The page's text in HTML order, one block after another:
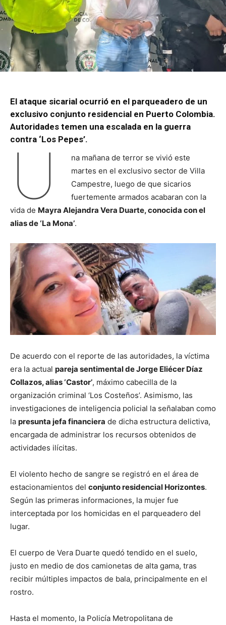
El ataque sicarial ocurrió en el parqueadero de un
exclusivo conjunto residencial en Puerto Colombia.
Autoridades temen una escalada en la guerra
contra ‘Los Pepes’.
U
na mañana de terror se vivió este
martes en el exclusivo sector de Villa
Campestre, luego de que sicarios
fuertemente armados acabaran con la
vida de Mayra Alejandra Vera Duarte, conocida con el
alias de ‘La Mona’.
De acuerdo con el reporte de las autoridades, la víctima
era la actual pareja sentimental de Jorge Eliécer Díaz
Collazos, alias ‘Castor’, máximo cabecilla de la
organización criminal ‘Los Costeños’. Asimismo, las
investigaciones de inteligencia policial la señalaban como
la presunta jefa financiera de dicha estructura delictiva,
encargada de administrar los recursos obtenidos de
actividades ilícitas.
El violento hecho de sangre se registró en el área de
estacionamientos del conjunto residencial Horizontes.
Según las primeras informaciones, la mujer fue
interceptada por los homicidas en el parqueadero del
lugar.
El cuerpo de Vera Duarte quedó tendido en el suelo,
justo en medio de dos camionetas de alta gama, tras
recibir múltiples impactos de bala, principalmente en el
rostro.
Hasta el momento, la Policía Metropolitana de